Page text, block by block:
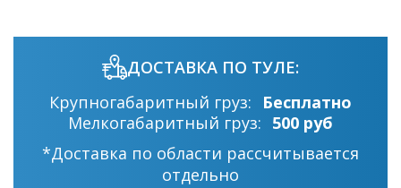
ДОСТАВКА ПО ТУЛЕ:
Крупногабаритный груз:
Бесплатно
Мелкогабаритный груз: 500 руб
*Доставка по области рассчитывается
отдельно